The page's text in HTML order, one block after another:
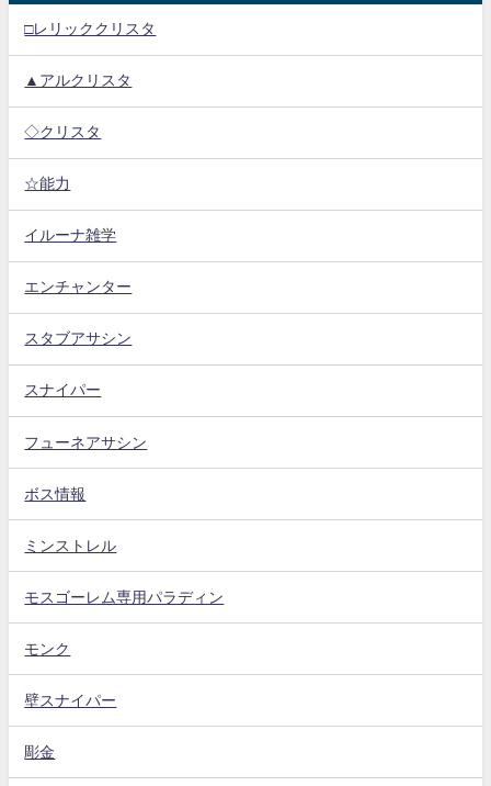
□レリッククリスタ
▲アルクリスタ
◇クリスタ
☆能力
イルーナ雑学
エンチャンター
スタブアサシン
スナイパー
フューネアサシン
ボス情報
ミンストレル
モスゴーレム専用パラディン
モンク
壁スナイパー
彫金